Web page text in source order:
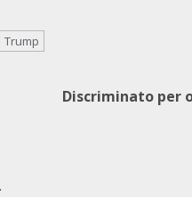
Trump
Discriminato per